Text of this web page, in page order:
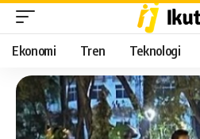
Ekonomi Tren Teknologi